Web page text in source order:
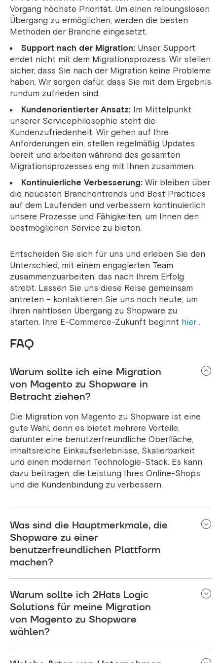
Vorgang höchste Priorität. Um einen reibungslosen
Übergang zu ermöglichen, werden die besten
Methoden der Branche eingesetzt.
Support nach der Migration: Unser Support
endet nicht mit dem Migrationsprozess. Wir stellen
sicher, dass Sie nach der Migration keine Probleme
haben. Wir sorgen dafür, dass Sie mit dem Ergebnis
rundum zufrieden sind.
Kundenorientierter Ansatz: Im Mittelpunkt
unserer Servicephilosophie steht die
Kundenzufriedenheit. Wir gehen auf Ihre
Anforderungen ein, stellen regelmäßig Updates
bereit und arbeiten während des gesamten
Migrationsprozesses eng mit Ihnen zusammen.
Kontinuierliche Verbesserung: Wir bleiben über
die neuesten Branchentrends und Best Practices
auf dem Laufenden und verbessern kontinuierlich
unsere Prozesse und Fähigkeiten, um Ihnen den
bestmöglichen Service zu bieten.
Entscheiden Sie sich für uns und erleben Sie den
Unterschied, mit einem engagierten Team
zusammenzuarbeiten, das nach Ihrem Erfolg
strebt. Lassen Sie uns diese Reise gemeinsam
antreten – kontaktieren Sie uns noch heute, um
Ihren nahtlosen Übergang zu Shopware zu
starten. Ihre E-Commerce-Zukunft beginnt hier .
FAQ
Warum sollte ich eine Migration
von Magento zu Shopware in
Betracht ziehen?
Die Migration von Magento zu Shopware ist eine
gute Wahl, denn es bietet mehrere Vorteile,
darunter eine benutzerfreundliche Oberfläche,
inhaltsreiche Einkaufserlebnisse, Skalierbarkeit
und einen modernen Technologie-Stack. Es kann
dazu beitragen, die Leistung Ihres Online-Shops
und die Kundenbindung zu verbessern.
Was sind die Hauptmerkmale, die
Shopware zu einer
benutzerfreundlichen Plattform
machen?
einfachen Schnittstelle und einer besseren
Geschwindigkeitsoptimierung. Es ermöglicht
Unternehmen, ihre Online-Shops entsprechend
ihren spezifischen Bedürfnissen anzupassen.
Warum sollte ich 2Hats Logic
Solutions für meine Migration
von Magento zu Shopware
wählen?